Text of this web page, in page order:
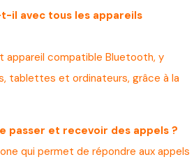
il avec tous les appareils
appareil compatible Bluetooth, y
tablettes et ordinateurs, grâce à la
passer et recevoir des appels ?
qui permet de répondre aux appels